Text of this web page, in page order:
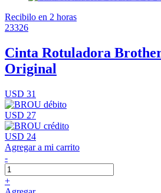
Recibilo en 2 horas
23326
Cinta Rotuladora
Original
USD 31
USD 27
USD 24
Agregar a mi carrito
-
+